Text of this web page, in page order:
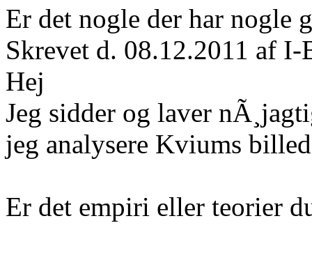
Er det nogle der har nogle
Skrevet d. 08.12.2011 af I-
Hej
Jeg sidder og laver
jeg analysere Kviums
Er det empiri eller teorier